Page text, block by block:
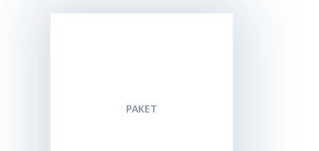
PAKET